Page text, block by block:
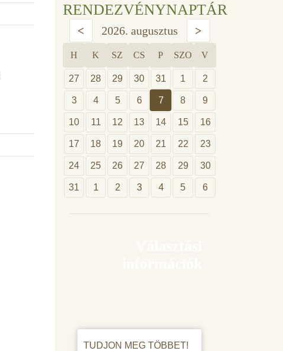
RENDEZVÉNYNAPTÁR
< 2026. augusztus >
H K SZ CS P SZO V
27 28 29 30 31 1 2
3 4 5 6 7 8 9
10 11 12 13 14 15 16
17 18 19 20 21 22 23
24 25 26 27 28 29 30
31 1 2 3 4 5 6
TUDJON MEG TÖBBET!